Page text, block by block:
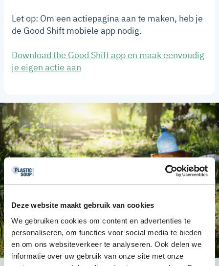
Deze website maakt gebruik van cookies
We gebruiken cookies om content en advertenties te
personaliseren, om functies voor social media te bieden
en om ons websiteverkeer te analyseren. Ook delen we
informatie over uw gebruik van onze site met onze
Let op: Om een actiepagina aan te maken, heb je
de Good Shift mobiele app nodig.
Download the Good Shift app en maak eenvoudig
je eigen actie aan